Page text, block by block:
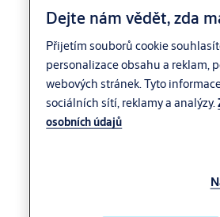
Dejte nám vědět, zda
Přijetím souborů cookie
personalizace obsahu a reklam,
webových stránek. Tyto
sociálních sítí, reklamy a analýzy.
osobních údajů